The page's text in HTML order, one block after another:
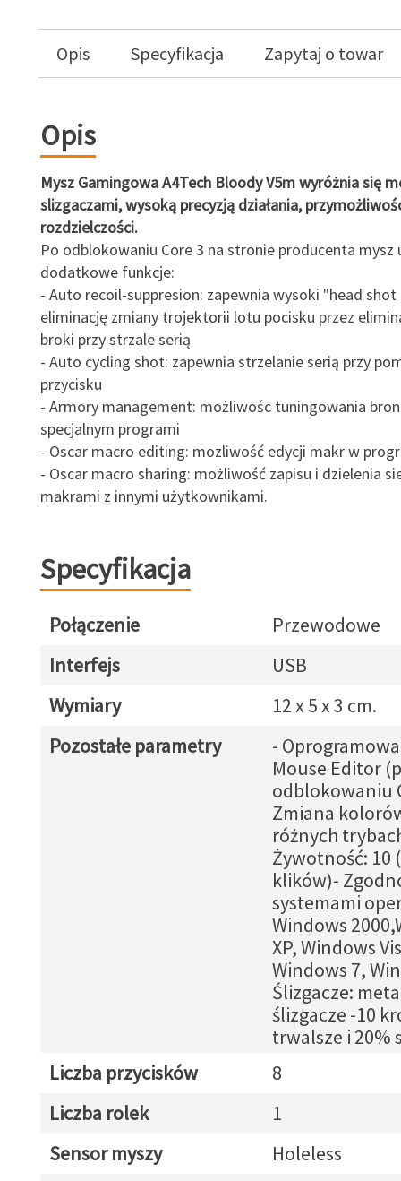
Opis Specyfikacja Zapytaj o towar
Opis
Mysz Gamingowa A4Tech Bloody V5m wyróżnia się
slizgaczami, wysoką precyzją działania,
rozdzielczości.
Po odblokowaniu Core 3 na stronie producenta mysz
dodatkowe funkcje:
- Auto recoil-suppresion: zapewnia wysoki "head
eliminację zmiany trojektorii lotu pocisku przez
broki przy strzale serią
- Auto cycling shot: zapewnia strzelanie serią przy
przycisku
- Armory management: możliwośc tuningowania
specjalnym programi
- Oscar macro editing: mozliwość edycji makr w
- Oscar macro sharing: możliwość zapisu i dzielenia
makrami z innymi użytkownikami.
Specyfikacja
Połączenie
Przewodowe
Interfejs
USB
Wymiary
12 x 5 x 3 cm.
Pozostałe parametry
-
Mouse Editor
odblokowaniu
Zmiana
różnych
Żywotność: 10
klików)-
systemami
Windows
XP, Windows
Windows 7,
Ślizgacze:
ślizgacze -10
trwalsze i 20%
Liczba przycisków
8
Liczba rolek
1
Sensor myszy
Holeless